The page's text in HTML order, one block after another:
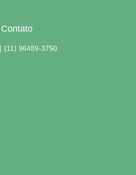
Contato
(11) 96489-3750